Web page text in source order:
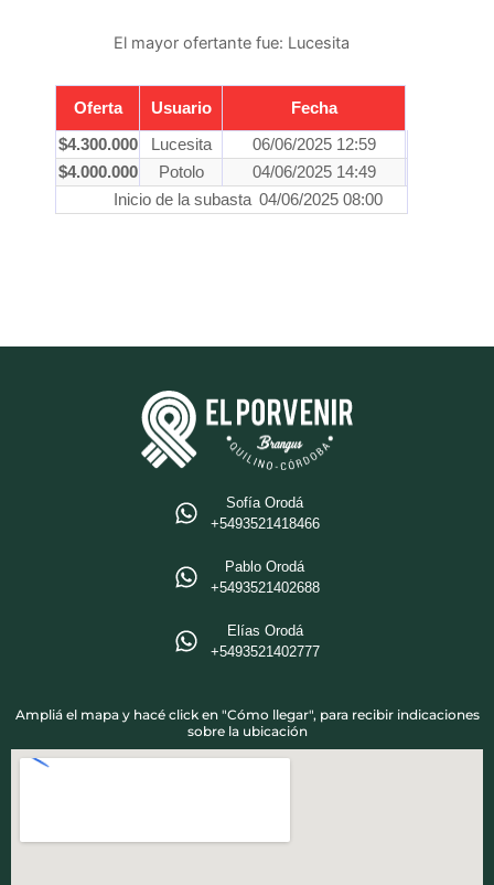
El mayor ofertante fue: Lucesita
Oferta Usuario Fecha
$4.300.000 Lucesita
06/06/2025 12:59
$4.000.000 Potolo
04/06/2025 14:49
Inicio de la subasta 04/06/2025 08:00
Sofía Orodá
+5493521418466‬
Pablo Orodá
‪+5493521402688‬
Elías Orodá
‪+5493521402777
Ampliá el mapa y hacé click en "Cómo llegar", para recibir indicaciones
sobre la ubicación